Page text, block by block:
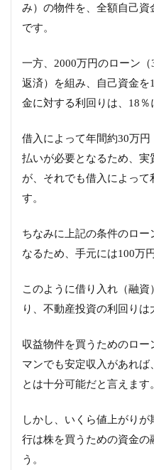
み）の物件を、全額自己資
です。
一方、2000万円のローン
返済）を組み、自己資金を
金に対する利回りは、18％
借入によって年間約30万
払いが必要となるため、
が、それでも借入によって
す。
ちなみに上記の条件のロー
なるため、手元には100万
このように借り入れ（融
り、不動産投資の利回りは
収益物件を買うためのロ
マンでも安定収入があれば
とは十分可能だと言えます。
しかし、いくら値上がり
行は株を買うための資金の
う。